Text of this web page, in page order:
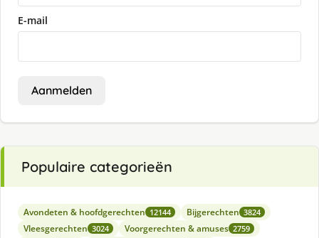
E-mail
Aanmelden
Populaire categorieën
Avondeten & hoofdgerechten 12144 Bijgerechten 3824
Vleesgerechten 3024 Voorgerechten & amuses 2759